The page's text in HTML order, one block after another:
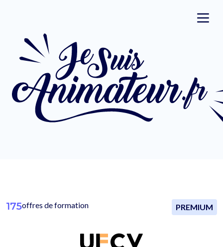
175offres de formation PREMIUM